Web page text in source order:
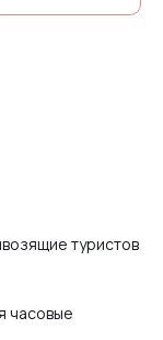
туристов
часовые